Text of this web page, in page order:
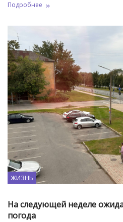
Подробнее
ЖИЗНЬ
На следующей неделе
погода